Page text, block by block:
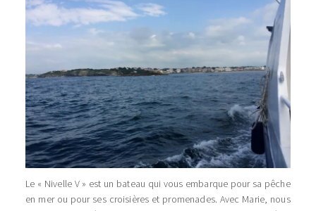
Le « Nivelle V » est un bateau qui vous embarque pour sa pêche
en mer ou pour ses croisières et promenades. Avec Marie, nous